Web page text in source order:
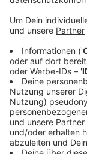
Anzeige
Letztes Jahr im
Flüge nach 22
Vergangenheit
Vielen
Nacht
Flughafen in